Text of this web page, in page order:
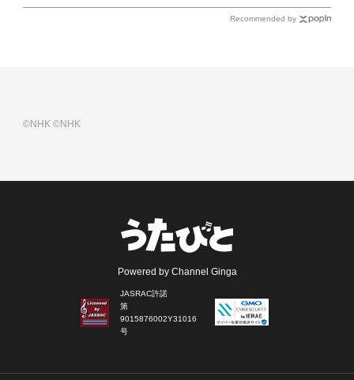
Recommended by
©NHK©NHK
Powered by Channel Ginga
JASRAC許諾
第
9015876002Y31016
号